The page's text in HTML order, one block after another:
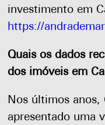
investimento em
https://
Quais os dados
dos imóveis em
Nos últimos anos,
apresentado uma